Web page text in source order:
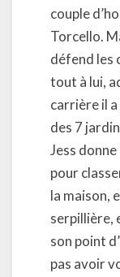
couple
Torcello.
défend les
tout à lui,
carrière il
des 7
Jess
pour
la maison,
serpillière,
son point
pas avoir